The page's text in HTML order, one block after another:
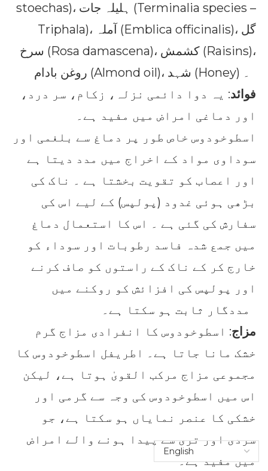
stoechas)، ہلیلہ جات (Terminalia species –
Triphala)، آملہ (Emblica officinalis)، گل
سرخ (Rosa damascena)، کشمش (Raisins)،
فوائد: یہ دوا دائمی نزلہ، زکام، سر درد،
اور دماغی امراض میں مفید ہے۔
اسطوخودوس خاص طور پر دماغ سے بلغمی اور
سوداوی مواد کے اخراج میں مدد دیتا ہے
اور اعصاب کو تقویت بخشتا ہے ۔ ناک کی
بڑھی ہوئی غدود (پولپس) کے لیے اس کی
سفارش کی گئی ہے ۔ اس کا استعمال دماغ
میں جمع شدہ فاسد رطوبات اور سوداء کو
خارج کر کے ناک کے راستوں کو صاف کرنے
اور پولپس کی افزائش کو روکنے میں
مزاج: اسطوخودوس کا انفرادی مزاج گرم
خشک مانا جاتا ہے۔ اطریفل اسطوخودوس کا
مجموعی مزاج مرکب القویٰ ہوتا ہے، لیکن
اس میں اسطوخودوس کی وجہ سے گرمی اور
خشکی کا عنصر نمایاں ہو سکتا ہے، جو
سردی اور تری سے پیدا ہونے والے امراض
میں مفید ہے۔